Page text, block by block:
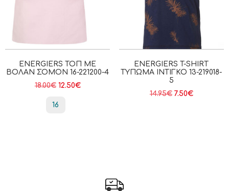
ENERGIERS ΤΟΠ ΜΕ
ΒΟΛΆΝ ΣΟΜΌΝ 16-221200-4
18.00€ 12.50€
16
ENERGIERS T-SHIRT
ΤΎΠΩΜΑ ΙΝΤΙΓΚΟ 13-219018-
5
14.95€ 7.50€